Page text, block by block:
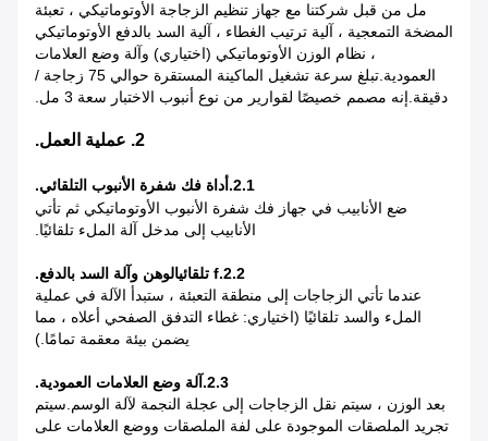
مل من قبل شركتنا مع جهاز تنظيم الزجاجة الأوتوماتيكي ، تعبئة
المضخة التمعجية ، آلية ترتيب الغطاء ، آلية السد بالدفع الأوتوماتيكي
، نظام الوزن الأوتوماتيكي (اختياري) وآلة وضع العلامات
العمودية.تبلغ سرعة تشغيل الماكينة المستقرة حوالي 75 زجاجة /
دقيقة.إنه مصمم خصيصًا لقوارير من نوع أنبوب الاختبار سعة 3 مل.
2. عملية العمل.
2.1.أداة فك شفرة الأنبوب التلقائي
.
ضع الأنابيب في جهاز فك شفرة الأنبوب الأوتوماتيكي ثم تأتي
الأنابيب إلى مدخل آلة الملء تلقائيًا.
2.2.f تلقائي الوهن وآلة السد بالدفع.
عندما تأتي الزجاجات إلى منطقة التعبئة ، ستبدأ الآلة في عملية
الملء والسد تلقائيًا (اختياري: غطاء التدفق الصفحي أعلاه ، مما
يضمن بيئة معقمة تمامًا.)
2.3.آلة وضع العلامات العمودية.
بعد الوزن ، سيتم نقل الزجاجات إلى عجلة النجمة لآلة الوسم.سيتم
تجريد الملصقات الموجودة على لفة الملصقات ووضع العلامات على